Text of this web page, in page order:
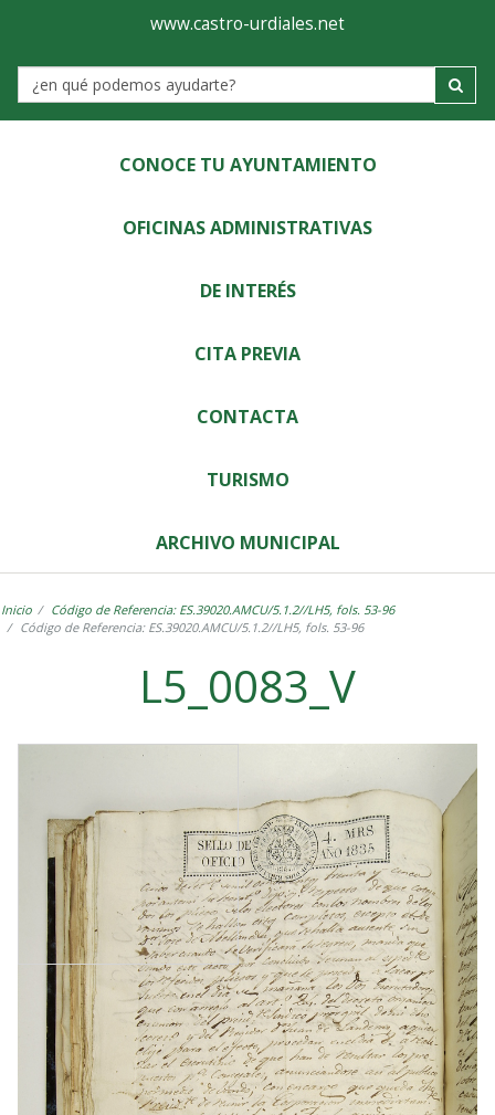
Ayuntamiento
de
Castro-
Urdiales
www.castro-urdiales.net
Label
CONOCE TU AYUNTAMIENTO
OFICINAS ADMINISTRATIVAS
DE INTERÉS
CITA PREVIA
CONTACTA
TURISMO
ARCHIVO MUNICIPAL
Inicio
Código de Referencia: ES.39020.AMCU/5.1.2//LH5, fols. 53-96
Código de Referencia: ES.39020.AMCU/5.1.2//LH5, fols. 53-96
L5_0083_V